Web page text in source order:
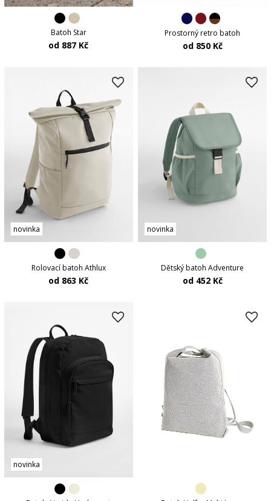
Batoh Star
od 887 Kč
Prostorný retro batoh
od 850 Kč
novinka
Rolovací batoh Athlux
od 863 Kč
novinka
Dětský batoh Adventure
od 452 Kč
novinka